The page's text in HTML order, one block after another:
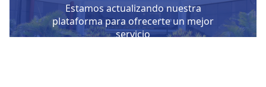
Estamos actualizando nuestra
plataforma para ofrecerte un mejor
servicio